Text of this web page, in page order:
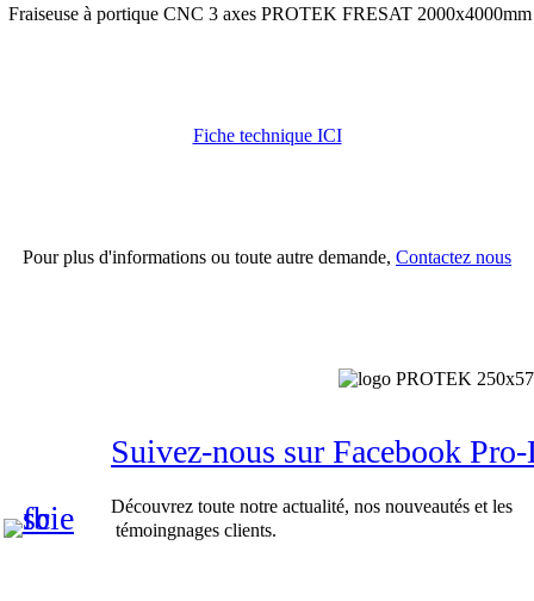
Fraiseuse à portique CNC 3 axes PROTEK FRESAT 2000x4000mm
Fiche technique ICI
Pour plus d'informations ou toute autre demande, Contactez nous
Suivez-nous sur Facebook
Découvrez toute notre actualité, nos nouveautés et les
témoingnages clients.